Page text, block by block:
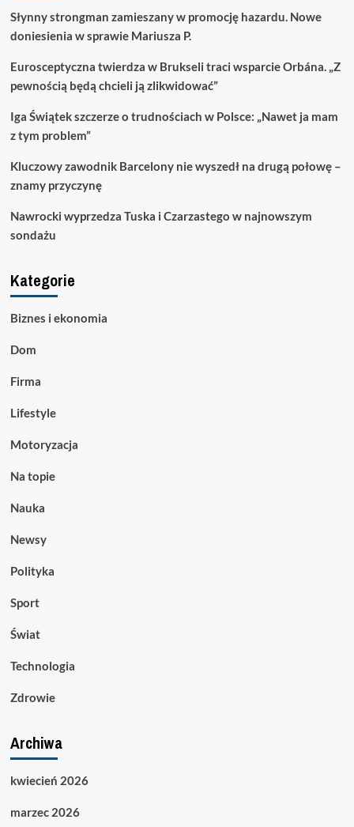
Słynny strongman zamieszany w promocję hazardu. Nowe
doniesienia w sprawie Mariusza P.
Eurosceptyczna twierdza w Brukseli traci wsparcie Orbána. „Z
pewnością będą chcieli ją zlikwidować”
Iga Świątek szczerze o trudnościach w Polsce: „Nawet ja mam
z tym problem”
Kluczowy zawodnik Barcelony nie wyszedł na drugą połowę –
znamy przyczynę
Nawrocki wyprzedza Tuska i Czarzastego w najnowszym
sondażu
Kategorie
Biznes i ekonomia
Dom
Firma
Lifestyle
Motoryzacja
Na topie
Nauka
Newsy
Polityka
Sport
Świat
Technologia
Zdrowie
Archiwa
kwiecień 2026
marzec 2026